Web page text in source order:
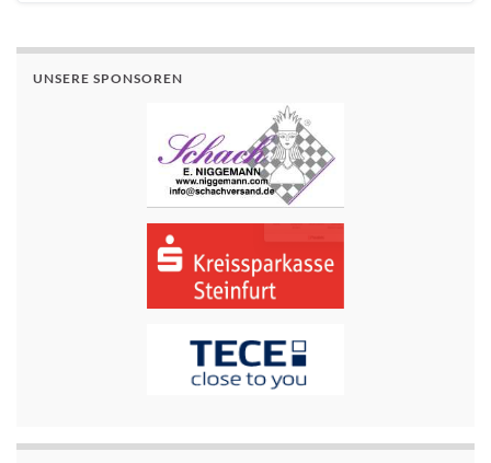
UNSERE SPONSOREN